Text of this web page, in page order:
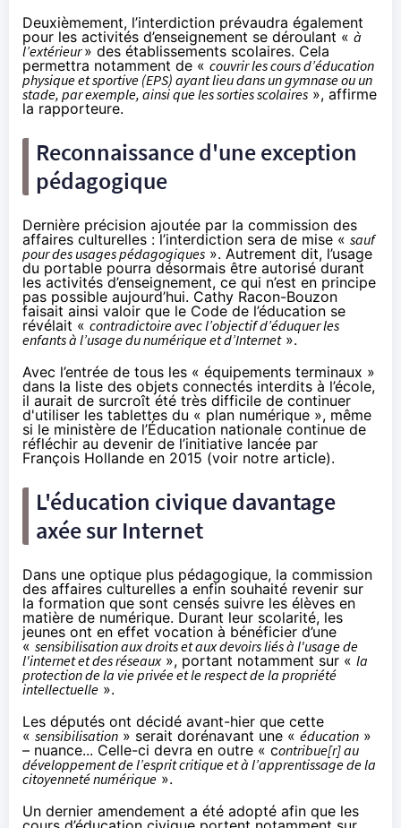
Deuxièmement, l’interdiction prévaudra également
pour les activités d’enseignement se déroulant « à
l’extérieur» des établissements scolaires. Cela
permettra notamment de « couvrir les cours d’éducation
physique et sportive (EPS) ayant lieu dans un gymnase ou un
stade, par exemple, ainsi que les sorties scolaires », affirme
la rapporteure.
Reconnaissance d'une exception
pédagogique
Dernière précision ajoutée par la commission des
affaires culturelles : l’interdiction sera de mise « sauf
pour des usages pédagogiques ». Autrement dit, l’usage
du portable pourra désormais être autorisé durant
les activités d’enseignement, ce qui n’est en principe
pas possible aujourd’hui. Cathy Racon-Bouzon
faisait ainsi valoir que le Code de l’éducation se
révélait « contradictoire avec l’objectif d’éduquer les
enfants à l’usage du numérique et d’Internet».
Avec l’entrée de tous les « équipements terminaux »
dans la liste des objets connectés interdits à l’école,
il aurait de surcroît été très difficile de continuer
d'utiliser les tablettes du « plan numérique », même
si le ministère de l’Éducation nationale continue de
réfléchir au devenir de l’initiative lancée par
François Hollande en 2015 (voir notre article).
L'éducation civique davantage
axée sur Internet
Dans une optique plus pédagogique, la commission
des affaires culturelles a enfin souhaité revenir sur
la formation que sont censés suivre les élèves en
matière de numérique. Durant leur scolarité, les
jeunes ont en effet vocation à bénéficier d’une
« sensibilisation aux droits et aux devoirs liés à l'usage de
l'internet et des réseaux», portant notamment sur « la
protection de la vie privée et le respect de la propriété
intellectuelle ».
Les députés ont décidé avant-hier que cette
« sensibilisation » serait dorénavant une « éducation »
– nuance... Celle-ci devra en outre « contribue[r] au
développement de l’esprit critique et à l’apprentissage de la
citoyenneté numérique».
Un dernier amendement a été adopté afin que les